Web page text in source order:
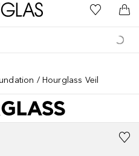
Zur Douglas Startseite
Zu Meiner
Hourglass Veil